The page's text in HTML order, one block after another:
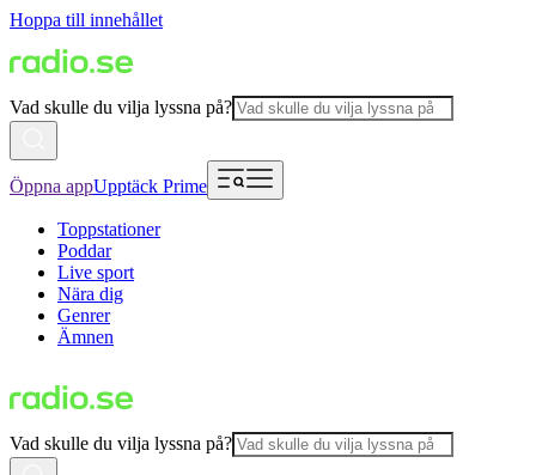
Hoppa till innehållet
Vad skulle du vilja lyssna på?
Öppna appUpptäck Prime
Toppstationer
Poddar
Live sport
Nära dig
Genrer
Ämnen
Vad skulle du vilja lyssna på?